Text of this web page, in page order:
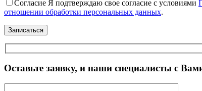
Согласие Я подтверждаю свое согласие с условиями
отношении обработки персональных данных.
Оставьте заявку, и наши специалисты с